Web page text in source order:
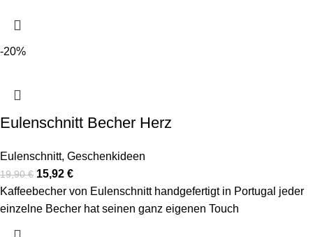
-20%
Eulenschnitt Becher Herz
Eulenschnitt, Geschenkideen
19,90€ 15,92 €
Kaffeebecher von Eulenschnitt handgefertigt in Portugal jeder
einzelne Becher hat seinen ganz eigenen Touch